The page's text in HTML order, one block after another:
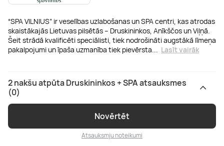
“SPA VILNIUS” ir veselības uzlabošanas un SPA centri, kas atrodas
skaistākajās Lietuvas pilsētās – Druskininkos, Anīkščos un Viļņā.
Šeit strādā kvalificēti speciālisti, tiek nodrošināti augstākā līmeņa
pakalpojumi un īpaša uzmanība tiek pievērsta
Lasīt vairāk
2 nakšu atpūta Druskininkos + SPA atsauksmes
(0)
Novērtēt
Atsauksmju noteikumi